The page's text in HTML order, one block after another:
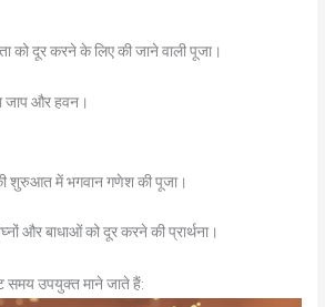
को दूर करने के लिए की जाने वाली पूजा।
जाप और हवन।
शुरुआत में भगवान गणेश की पूजा।
और बाधाओं को दूर करने की प्रार्थना।
समय उपयुक्त माने जाते हैं: